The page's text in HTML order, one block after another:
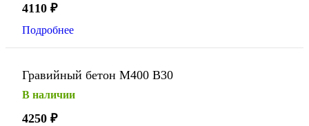
4110 ₽
Подробнее
Гравийный бетон М400 В30
В наличии
4250 ₽